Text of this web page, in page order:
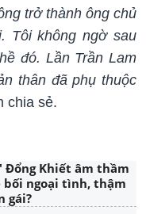
trở thành ông chủ
Tôi không ngờ sau
đó. Lần Trần Lam
thân đã phụ thuộc
chia sẻ.
Đổng Khiết âm thầm
bối ngoại tình, thậm
gái?